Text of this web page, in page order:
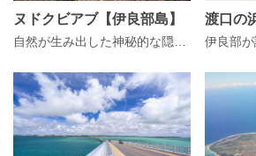
ヌドクビアブ【伊良部島】 渡口の
伊良部